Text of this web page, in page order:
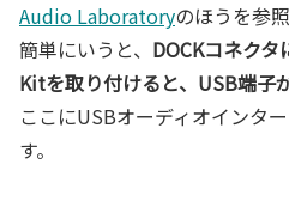
Audio Laboratoryのほうを参
簡単にいうと、 DOCKコネク
Kitを取り付けると、USB端子
ここにUSBオーディオインタ
す。